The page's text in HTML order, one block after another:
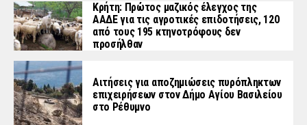
Κρήτη: Πρώτος μαζικός έλεγχος της
ΑΑΔΕ για τις αγροτικές επιδοτήσεις, 120
από τους 195 κτηνοτρόφους δεν
προσήλθαν
Αιτήσεις για αποζημιώσεις πυρόπληκτων
επιχειρήσεων στον Δήμο Αγίου Βασιλείου
στο Ρέθυμνο